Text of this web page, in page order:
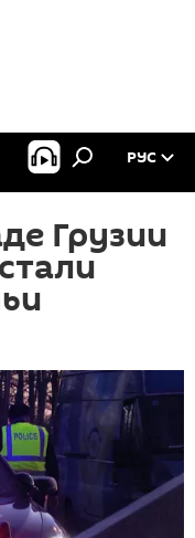
РУС
Грузии